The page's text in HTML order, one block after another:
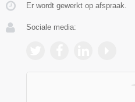
Er wordt gewerkt op afspraak.
Sociale media: